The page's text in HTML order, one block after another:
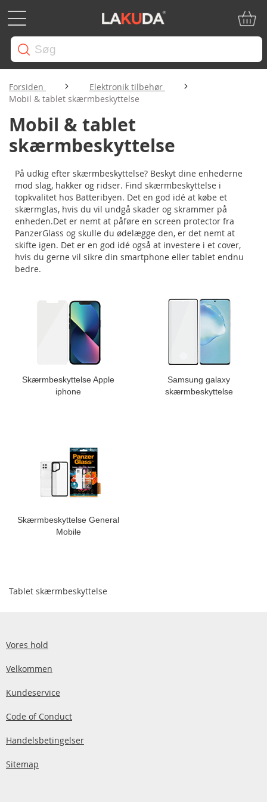
Forsiden
Elektronik tilbehør
Mobil & tablet skærmbeskyttelse
Mobil & tablet
skærmbeskyttelse
På udkig efter skærmbeskyttelse? Beskyt dine enhederne
mod slag, hakker og ridser. Find skærmbeskyttelse i
topkvalitet hos Batteribyen. Det en god idé at købe et
skærmglas, hvis du vil undgå skader og skrammer på
enheden.Det er nemt at påføre en screen protector fra
PanzerGlass og skulle du ødelægge den, er det nemt at
skifte igen. Det er en god idé også at investere i et cover,
hvis du gerne vil sikre din smartphone eller tablet endnu
bedre.
Skærmbeskyttelse Apple
iphone
Samsung galaxy
skærmbeskyttelse
Skærmbeskyttelse General
Mobile
Tablet skærmbeskyttelse
Vores hold
Velkommen
Kundeservice
Code of Conduct
Handelsbetingelser
Sitemap